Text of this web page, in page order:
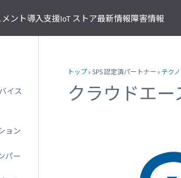
メント導入支援IoT ストア最新情報障害情報
専用ネットワークゲートウェイ
テクチャ
ーとは
パートナー
トナー
ナー
読する
グ
トップ» SPS 認定済パートナー » テク
クラウドエ
イス
ョン
パー